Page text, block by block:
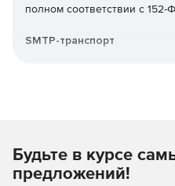
полном соответствии с
SMTP-транспорт
Увеличение CTR до нужного
настройка основных
Будьте в курсе
предложений!